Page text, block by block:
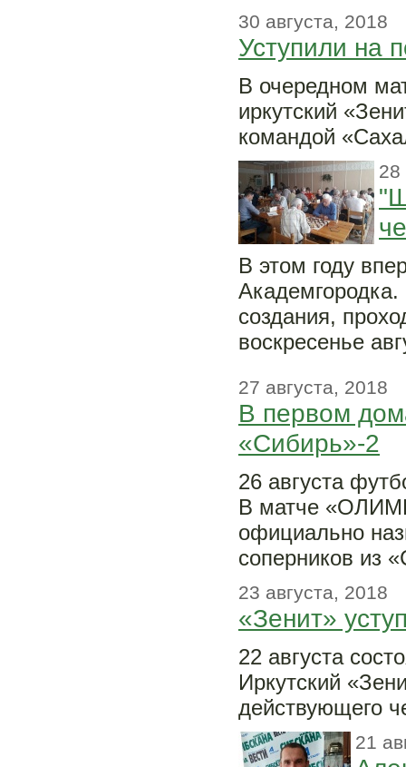
30 августа, 2018
Уступили на
В очередном
иркутский
командой
28
В этом году
создания,
воскресенье
27 августа, 2018
В первом
«Сибирь»-2
26 августа
В матче
официально
соперников из
23 августа, 2018
«Зенит»
22 августа
Иркутский
действующего
21